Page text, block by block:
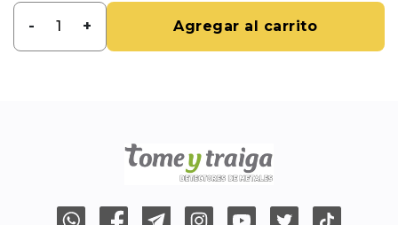
- + Agregar al carrito